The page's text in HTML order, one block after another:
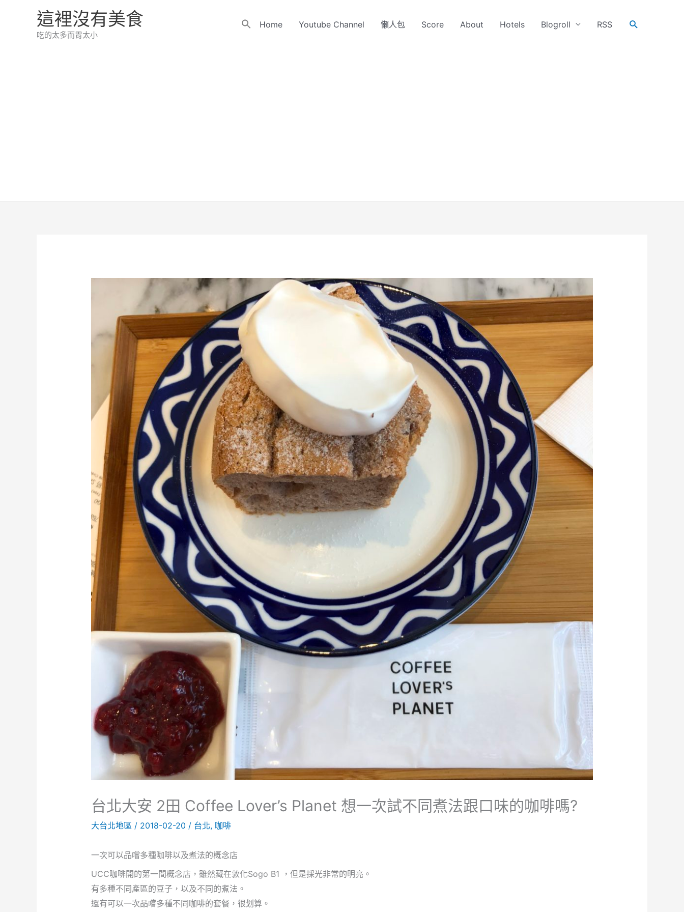
這裡沒有美食
吃的太多而胃太小
Home Youtube Channel 懶人包 Score About Hotels Blogroll RSS
搜
台北大安 2田 Coffee Lover’s Planet 想一次試不同煮法跟口味的咖啡嗎?
大台北地區 / 2018-02-20 / 台北, 咖啡
一次可以品嚐多種咖啡以及煮法的概念店
UCC咖啡開的第一間概念店，雖然藏在敦化Sogo B1 ，但是採光非常的明亮。
有多種不同產區的豆子，以及不同的煮法。
還有可以一次品嚐多種不同咖啡的套餐，很划算。